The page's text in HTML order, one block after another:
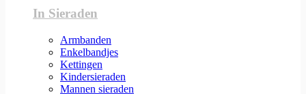
In Sieraden
Armbanden
Enkelbandjes
Kettingen
Kindersieraden
Mannen sieraden